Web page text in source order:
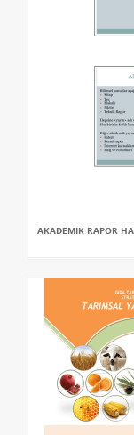
AKADEMIK RAPOR